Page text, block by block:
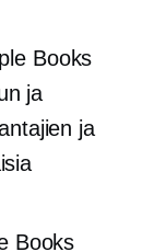
Books
ja
ja
Books